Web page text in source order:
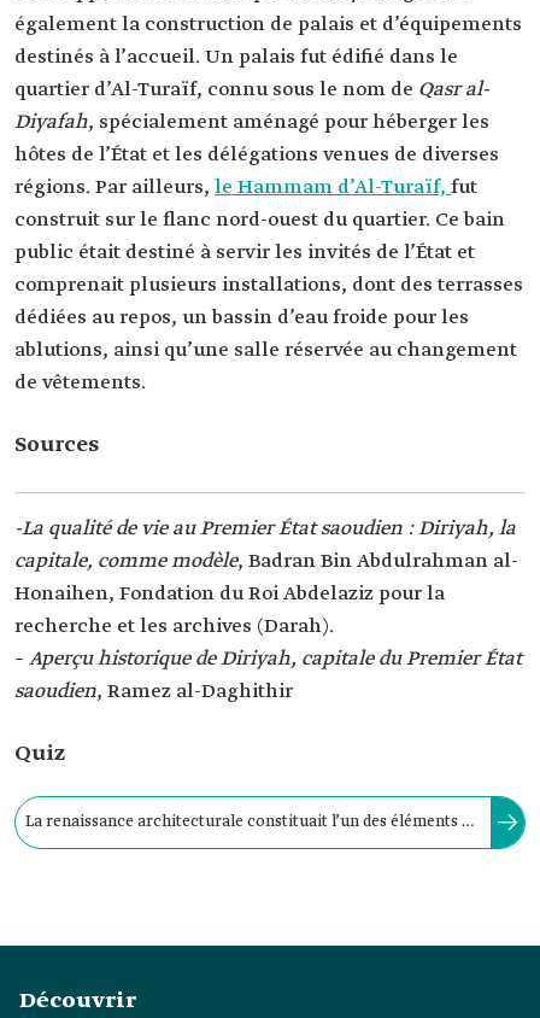
également la construction de palais et d’équipements
destinés à l’accueil. Un palais fut édifié dans le
quartier d’Al-Turaïf, connu sous le nom de Qasr al-
Diyafah, spécialement aménagé pour héberger les
hôtes de l’État et les délégations venues de diverses
régions. Par ailleurs, le Hammam d’Al-Turaïf, fut
construit sur le flanc nord-ouest du quartier. Ce bain
public était destiné à servir les invités de l’État et
comprenait plusieurs installations, dont des terrasses
dédiées au repos, un bassin d’eau froide pour les
ablutions, ainsi qu’une salle réservée au changement
de vêtements.
Sources
-La qualité de vie au Premier État saoudien : Diriyah, la
capitale, comme modèle, Badran Bin Abdulrahman al-
Honaihen, Fondation du Roi Abdelaziz pour la
recherche et les archives (Darah).
– Aperçu historique de Diriyah, capitale du Premier État
saoudien, Ramez al-Daghithir
Quiz
La renaissance architecturale constituait l’un des éléments de
Découvrir